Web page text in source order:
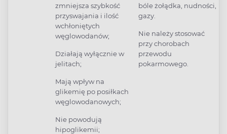
zmniejsza szybkość
przyswajania i ilość
wchłoniętych
węglowodanów;
Działają wyłącznie w
jelitach;
Mają wpływ na
glikemię po posiłkach
węglowodanowych;
Nie powodują
hipoglikemii;
bóle żołądka, nudności,
gazy.
Nie należy stosować
przy chorobach
przewodu
pokarmowego.